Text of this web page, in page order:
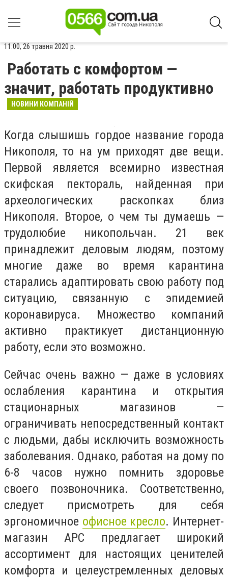
11:00, 26 травня 2020 р.
Работать с комфортом —
значит, работать продуктивно
НОВИНИ КОМПАНІЙ
Когда слышишь гордое название города
Никополя, то на ум приходят две вещи.
Первой является всемирно известная
скифская пектораль, найденная при
археологических раскопках близ
Никополя. Второе, о чем ты думаешь —
трудолюбие никопольчан. 21 век
принадлежит деловым людям, поэтому
многие даже во время карантина
старались адаптировать свою работу под
ситуацию, связанную с эпидемией
коронавируса. Множество компаний
активно практикует дистанционную
работу, если это возможно.
Сейчас очень важно — даже в условиях
ослабления карантина и открытия
стационарных магазинов —
ограничивать непосредственный контакт
с людьми, дабы исключить возможность
заболевания. Однако, работая на дому по
6-8 часов нужно помнить здоровье
своего позвоночника. Соответственно,
следует присмотреть для себя
эргономичное офисное кресло. Интернет-
магазин АРС предлагает широкий
ассортимент для настоящих ценителей
комфорта и целеустремленных деловых